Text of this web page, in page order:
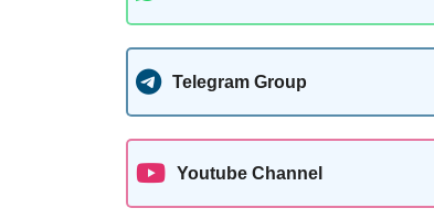
Telegram Group
Youtube Channel